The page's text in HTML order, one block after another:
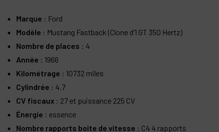
Marque : Ford
Modèle : Mustang Fastback (Clone d’1 GT 350 Hertz)
Nombre de places : 4
Année : 1966
Kilométrage : 10732 miles
Cylindrée : 4.7
CV fiscaux: 27 et puissance 225 CV
Énergie : essence
Nombre rapports boite de vitesse : C4 4 rapports